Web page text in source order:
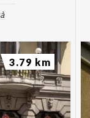
3.79 km